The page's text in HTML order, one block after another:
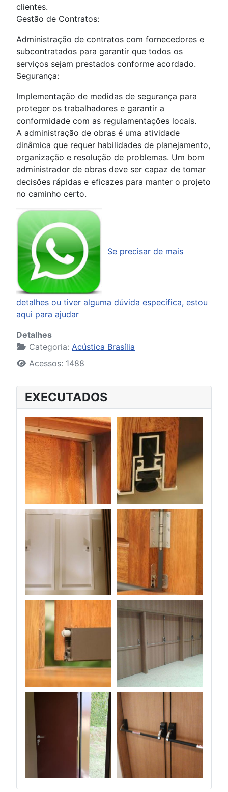
clientes.
Gestão de Contratos:
Administração de contratos com fornecedores e
subcontratados para garantir que todos os
serviços sejam prestados conforme acordado.
Segurança:
Implementação de medidas de segurança para
proteger os trabalhadores e garantir a
conformidade com as regulamentações locais.
A administração de obras é uma atividade
dinâmica que requer habilidades de planejamento,
organização e resolução de problemas. Um bom
administrador de obras deve ser capaz de tomar
decisões rápidas e eficazes para manter o projeto
no caminho certo.
Se precisar de mais
detalhes ou tiver alguma dúvida específica, estou
aqui para ajudar
Detalhes
Categoria: Acústica Brasília
Acessos: 1488
EXECUTADOS